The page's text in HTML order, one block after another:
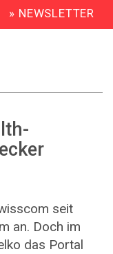
» NEWSLETTER
seit
an. Doch im
das Portal